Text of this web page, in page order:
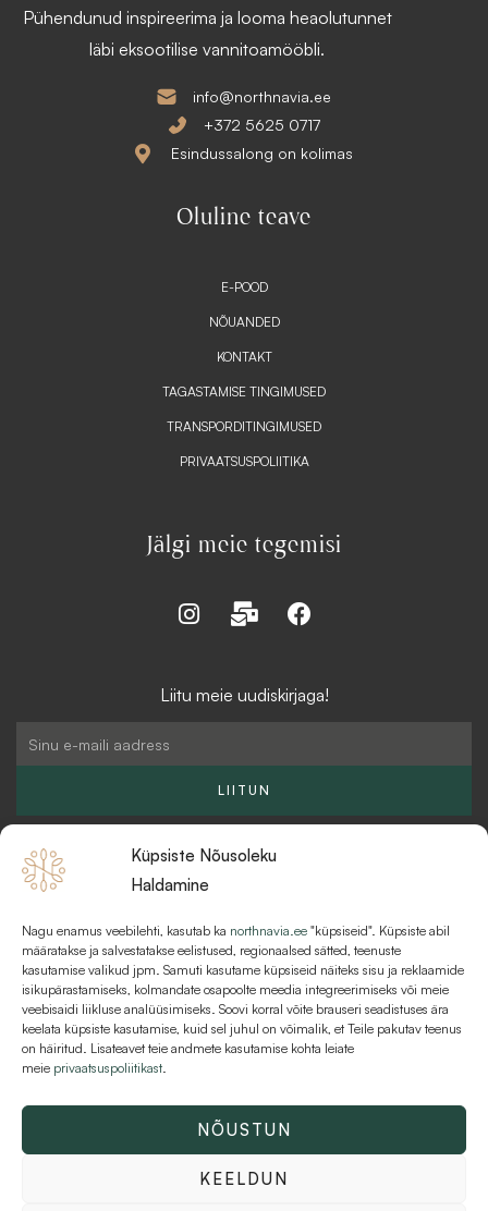
Küpsiste Nõusoleku
Haldamine
Nagu enamus veebilehti, kasutab ka northnavia.ee "küpsiseid". Küpsiste abil
määratakse ja salvestatakse eelistused, regionaalsed sätted, teenuste
kasutamise valikud jpm. Samuti kasutame küpsiseid näiteks sisu ja reklaamide
isikupärastamiseks, kolmandate osapoolte meedia integreerimiseks või meie
veebisaidi liikluse analüüsimiseks. Soovi korral võite brauseri seadistuses ära
keelata küpsiste kasutamise, kuid sel juhul on võimalik, et Teile pakutav teenus
on häiritud. Lisateavet teie andmete kasutamise kohta leiate
meie privaatsuspoliitikast.
NÕUSTUN
KEELDUN
Pühendunud inspireerima ja looma heaolutunnet
läbi eksootilise vannitoamööbli.
info@northnavia.ee
+372 5625 0717
Esindussalong on kolimas
Oluline teave
E-POOD
NÕUANDED
KONTAKT
TAGASTAMISE TINGIMUSED
TRANSPORDITINGIMUSED
PRIVAATSUSPOLIITIKA
Jälgi meie tegemisi
I
a
M
-
l
k
F
b
Liitu meie uudiskirjaga!
LIITUN
KKK
MAKSEVIISID JA MAKSETINGIMUSED
KASUTUSTINGIMUSED